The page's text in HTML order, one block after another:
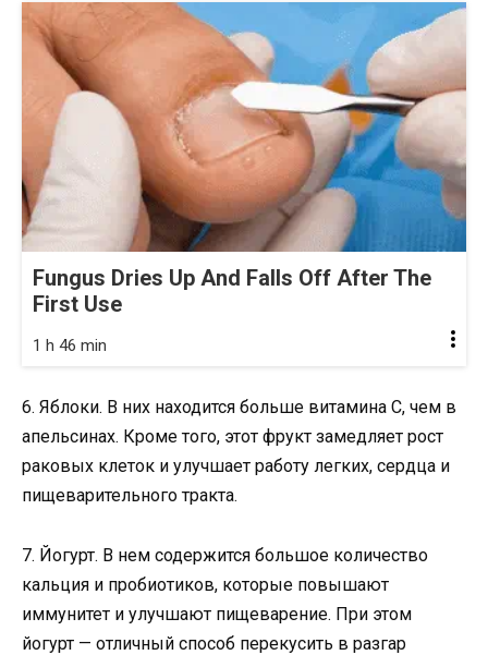
Fungus Dries Up And Falls Off After The
First Use
1 h 46 min
6. Яблоки. В них находится больше витамина С, чем в
апельсинах. Кроме того, этот фрукт замедляет рост
раковых клеток и улучшает работу легких, сердца и
пищеварительного тракта.
7. Йогурт. В нем содержится большое количество
кальция и пробиотиков, которые повышают
иммунитет и улучшают пищеварение. При этом
йогурт — отличный способ перекусить в разгар